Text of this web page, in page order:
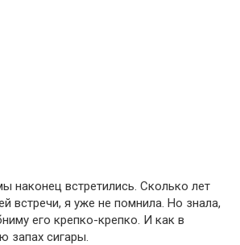
наконец встретились. Сколько лет
встречи, я уже не помнила. Но знала,
его крепко-крепко. И как в
запах сигары.